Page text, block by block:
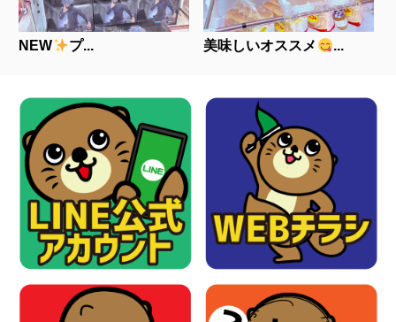
NEW プ... 美味しいオススメ ...